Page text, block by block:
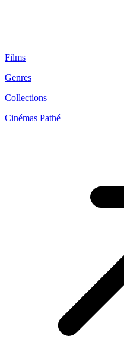
Films
Genres
Collections
Cinémas Pathé